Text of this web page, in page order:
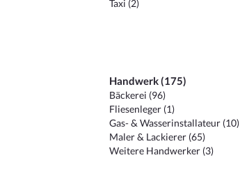
Taxi (2)
Handwerk (175)
Bäckerei (96)
Fliesenleger (1)
Gas- & Wasserinstallateur (10)
Maler & Lackierer (65)
Weitere Handwerker (3)